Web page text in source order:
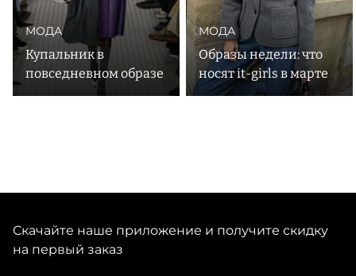
МОДА
Купальник в
повседневном образе
МОДА
Образы недели: что
носят it-girls в марте
Скачайте наше приложение и получите скидку
на первый заказ